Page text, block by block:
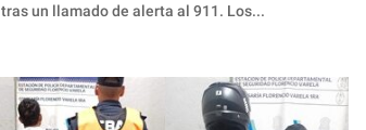
tras un llamado de alerta al 911. Los...